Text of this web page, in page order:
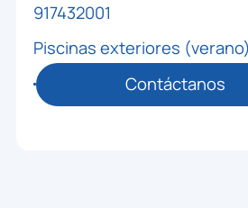
917432001
Piscinas exteriores
Contáctanos